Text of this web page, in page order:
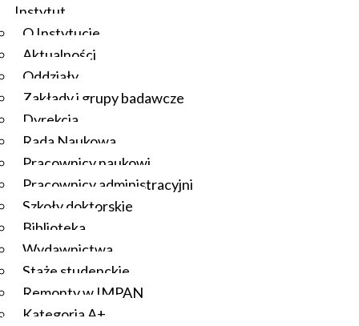
Instytut
O Instytucie
Aktualności
Oddziały
Zakłady i grupy badawcze
Dyrekcja
Rada Naukowa
Pracownicy naukowi
Pracownicy administracyjni
Szkoły doktorskie
Biblioteka
Wydawnictwa
Staże studenckie
Remonty w IMPAN
Kategoria A+